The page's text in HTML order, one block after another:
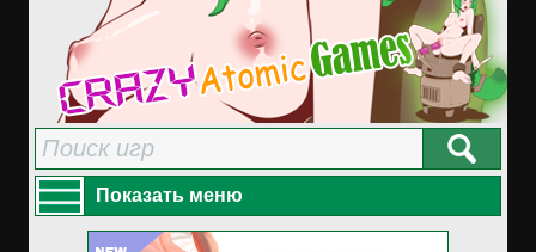
Показать меню